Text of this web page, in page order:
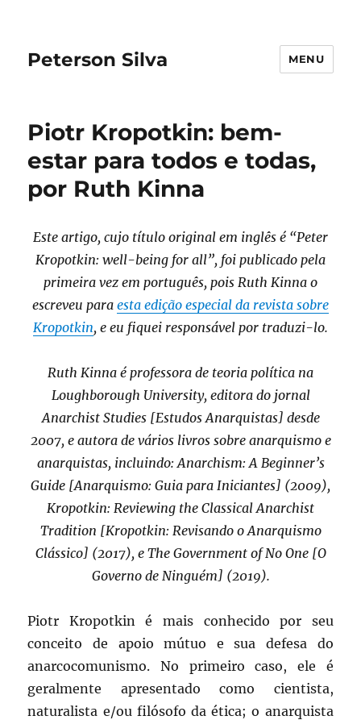
Peterson Silva MENU
Piotr Kropotkin: bem-
estar para todos e todas,
por Ruth Kinna
Este artigo, cujo título original em inglês é “Peter
Kropotkin: well-being for all”, foi publicado pela
primeira vez em português, pois Ruth Kinna o
escreveu para esta edição especial da revista sobre
Kropotkin, e eu fiquei responsável por traduzi-lo.
Ruth Kinna é professora de teoria política na
Loughborough University, editora do jornal
Anarchist Studies [Estudos Anarquistas] desde
2007, e autora de vários livros sobre anarquismo e
anarquistas, incluindo: Anarchism: A Beginner’s
Guide [Anarquismo: Guia para Iniciantes] (2009),
Kropotkin: Reviewing the Classical Anarchist
Tradition [Kropotkin: Revisando o Anarquismo
Clássico] (2017), e The Government of No One [O
Governo de Ninguém] (2019).
Piotr Kropotkin é mais conhecido por seu
conceito de apoio mútuo e sua defesa do
anarcocomunismo. No primeiro caso, ele é
geralmente apresentado como cientista,
naturalista e/ou filósofo da ética; o anarquista